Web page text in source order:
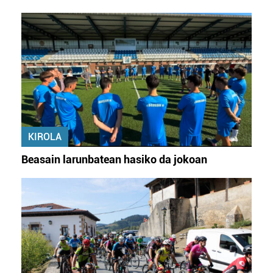
zure baimena Cookieen adierazpenean.
Webgune honek cookie propioak eta hirugarrenen cookie-
fitxategiak erabiltzen ditu. Zure esperientzia eta
zerbitzuak hobetzeko asmoz, cookie teknologiaz
baliatzen gara. Ohar hau onartuz gero, teknologia hori
erabiltzeko baimen esplizitua ematen diguzu.Gehiago
irakurri
KIROLA
Beasain larunbatean hasiko da jokoan